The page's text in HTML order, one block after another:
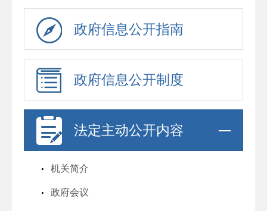
政府信息公开指南
政府信息公开制度
法定主动公开内容
机关简介
政府会议